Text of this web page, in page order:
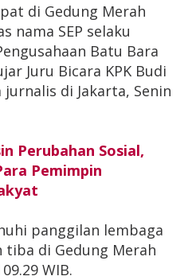
di Gedung Merah
nama SEP selaku
Batu Bara
Juru Bicara KPK Budi
di Jakarta, Senin
Perubahan Sosial,
Pemimpin
panggilan lembaga
di Gedung Merah
WIB.